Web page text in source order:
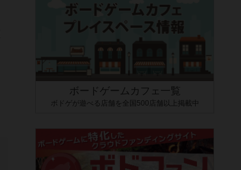
ボードゲームカフェ一覧
ボドゲが遊べる店舗を全国500店舗以上掲載中